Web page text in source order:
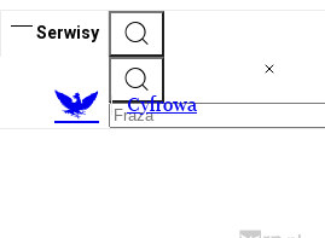
Serwisy
Cyfrowa